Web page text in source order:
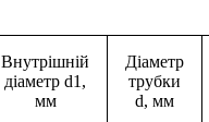
Внутрішній
діаметр d1,
мм
Діаметр
трубки
d, мм